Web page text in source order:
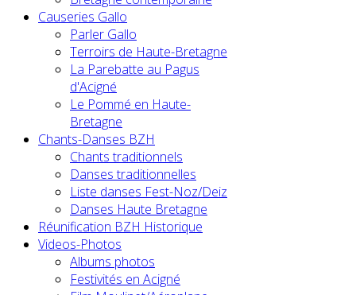
Causeries Gallo
Parler Gallo
Terroirs de Haute-Bretagne
La Parebatte au Pagus
d'Acigné
Le Pommé en Haute-
Bretagne
Chants-Danses BZH
Chants traditionnels
Danses traditionnelles
Liste danses Fest-Noz/Deiz
Danses Haute Bretagne
Réunification BZH Historique
Videos-Photos
Albums photos
Festivités en Acigné